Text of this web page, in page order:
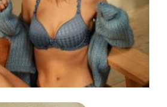
NIEUWS
CONTACT